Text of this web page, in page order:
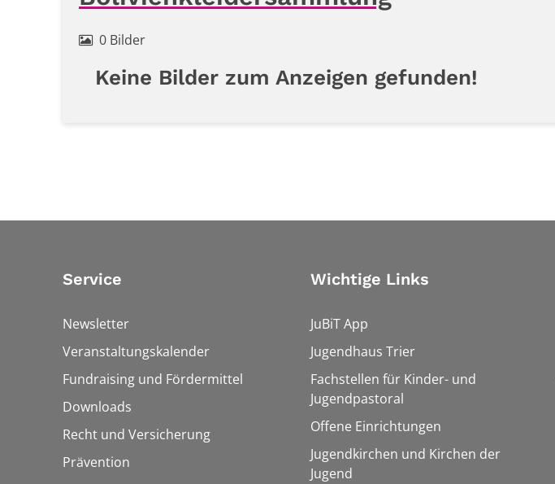
0 Bilder
Keine Bilder zum Anzeigen gefunden!
Service
Newsletter
Veranstaltungskalender
Fundraising und Fördermittel
Downloads
Recht und Versicherung
Prävention
Wichtige Links
JuBiT App
Jugendhaus Trier
Fachstellen für Kinder- und
Jugendpastoral
Offene Einrichtungen
Jugendkirchen und Kirchen der
Jugend